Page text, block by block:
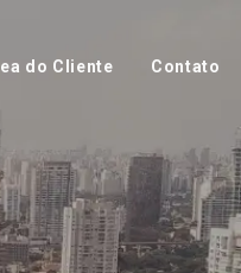
do Cliente Contato